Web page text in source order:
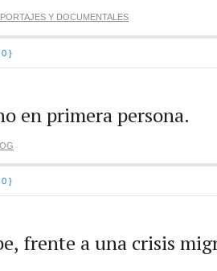
Y DOCUMENTALES
0 }
en primera persona.
0 }
frente a una crisis